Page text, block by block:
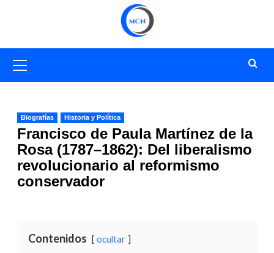
primario
Biografías Historia y Política
Francisco de Paula Martínez de la
Rosa (1787–1862): Del liberalismo
revolucionario al reformismo
conservador
Contenidos ocultar